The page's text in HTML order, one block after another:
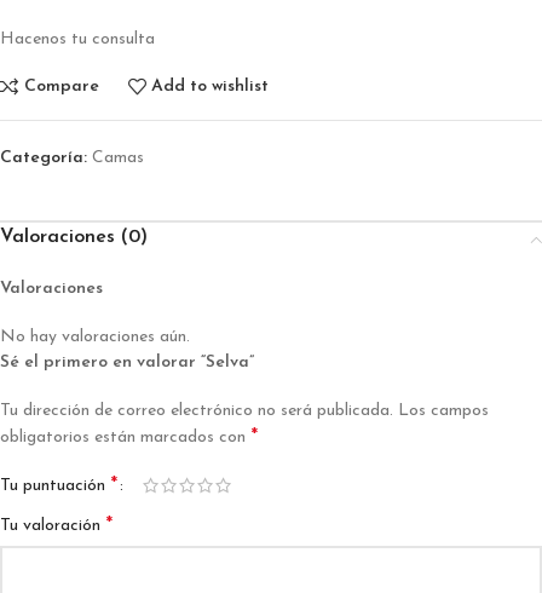
Hacenos tu consulta
Compare Add to wishlist
Categoría: Camas
Valoraciones (0)
Valoraciones
No hay valoraciones aún.
Sé el primero en valorar “Selva”
Tu dirección de correo electrónico no será publicada. Los campos
obligatorios están marcados con *
Tu puntuación *
Tu valoración *